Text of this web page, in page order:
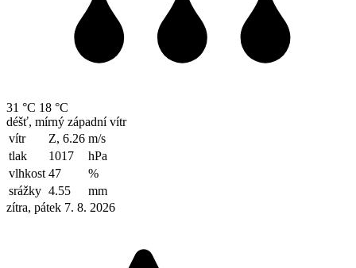
31 °C 18 °C
déšť, mírný západní vítr
vítr
Z, 6.26 m/s
tlak
1017
hPa
vlhkost 47
%
srážky 4.55
mm
zítra, pátek 7. 8. 2026